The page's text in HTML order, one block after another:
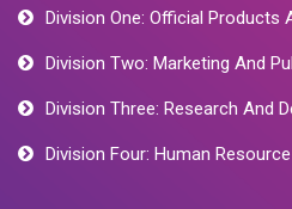
Division One: Official Products
Division Two: Marketing And
Division Three: Research And
Division Four: Human